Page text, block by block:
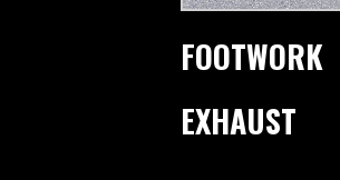
FOOTWORK
EXHAUST